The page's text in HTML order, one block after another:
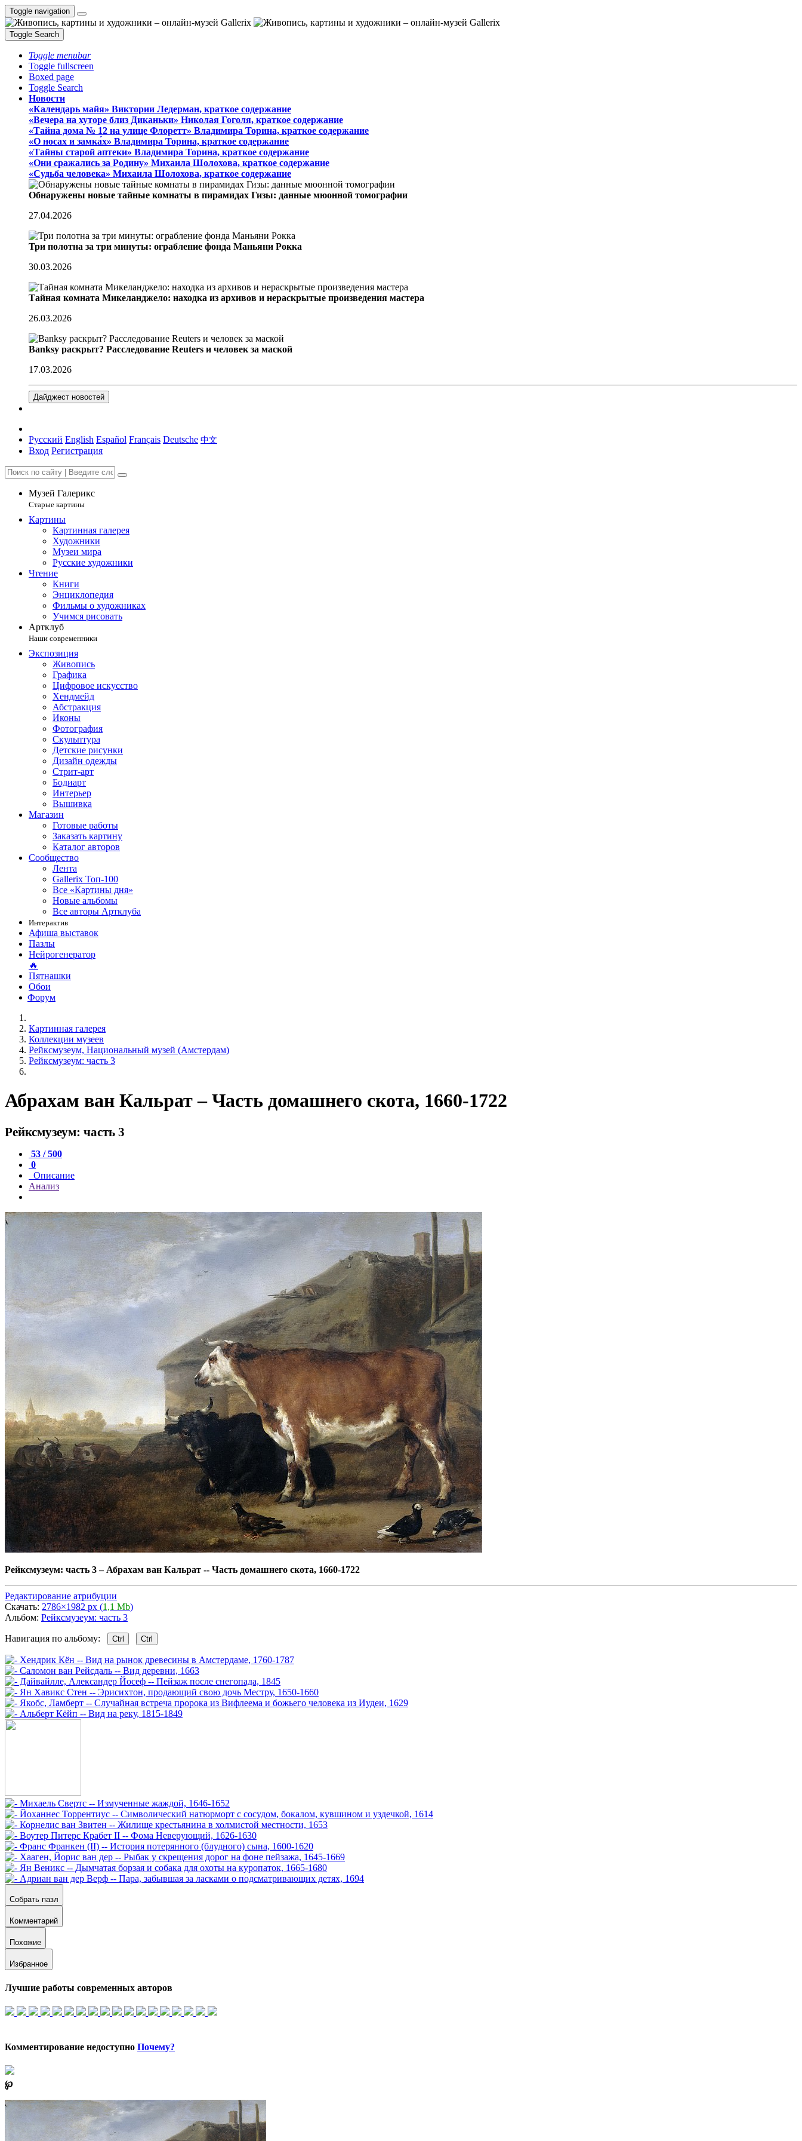
Toggle navigation
Toggle Search
Toggle menubar
Toggle fullscreen
Boxed page
Toggle Search
Новости
«Календарь майя» Виктории Ледерман, краткое содержание
«Вечера на хуторе близ Диканьки» Николая Гоголя, краткое содержание
«Тайна дома № 12 на улице Флоретт» Владимира Торина, краткое содержание
«О носах и замка́х» Владимира Торина, краткое содержание
«Тайны старой аптеки» Владимира Торина, краткое содержание
«Они сражались за Родину» Михаила Шолохова, краткое содержание
«Судьба человека» Михаила Шолохова, краткое содержание
Обнаружены новые тайные комнаты в пирамидах Гизы: данные мюонной томографии
27.04.2026
Три полотна за три минуты: ограбление фонда Маньяни Рокка
30.03.2026
Тайная комната Микеланджело: находка из архивов и нераскрытые произведения мастера
26.03.2026
Banksy раскрыт? Расследование Reuters и человек за маской
17.03.2026
Дайджест новостей
Русский English Español Français Deutsche 中文
Вход Регистрация
Музей Галерикс
Старые картины
Картины
Картинная галерея
Художники
Музеи мира
Русские художники
Чтение
Книги
Энциклопедия
Фильмы о художниках
Учимся рисовать
Артклуб
Наши современники
Экспозиция
Живопись
Графика
Цифровое искусство
Хендмейд
Абстракция
Иконы
Фотография
Скульптура
Детские рисунки
Дизайн одежды
Стрит-арт
Бодиарт
Интерьер
Вышивка
Магазин
Готовые работы
Заказать картину
Каталог авторов
Сообщество
Лента
Gallerix Топ-100
Все «Картины дня»
Новые альбомы
Все авторы Артклуба
Интерактив
Афиша выставок
Пазлы
Нейрогенератор
🔥
Пятнашки
Обои
Форум
Картинная галерея
Коллекции музеев
Рейксмузеум, Национальный музей (Амстердам)
Рейксмузеум: часть 3
Абрахам ван Кальрат – Часть домашнего скота, 1660-1722
Рейксмузеум: часть 3
53 / 500
0
Описание
Анализ
Рейксмузеум: часть 3– Абрахам ван Кальрат -- Часть домашнего скота, 1660-1722
Редактирование атрибуции
Скачать: 2786×1982 px (1,1 Mb)
Альбом: Рейксмузеум: часть 3
Навигация по альбому: Ctrl Ctrl
Собрать пазл
Комментарий
Похожие
Избранное
Лучшие работы современных авторов
Комментирование недоступно Почему?
℘